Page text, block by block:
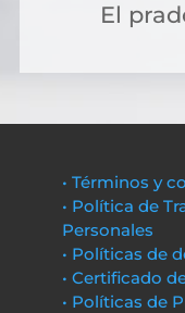
El
• Términos y
• Política de
Personales
• Políticas de
• Certificado
• Políticas de